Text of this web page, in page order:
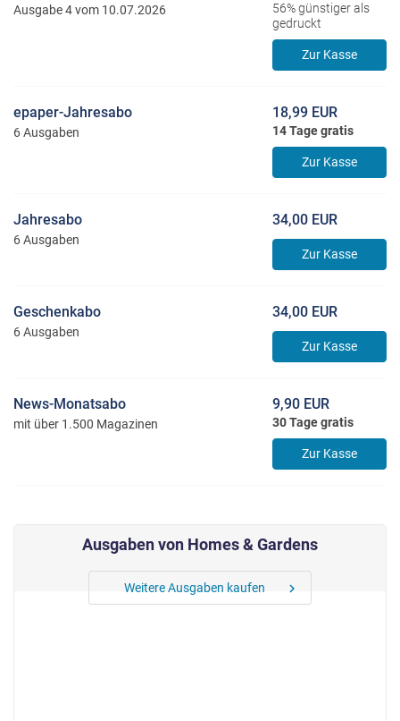
Ausgabe 4 vom 10.07.2026
56% günstiger als
gedruckt
Zur Kasse
epaper-Jahresabo
6 Ausgaben
18,99 EUR
14 Tage gratis
Zur Kasse
Jahresabo
6 Ausgaben
34,00 EUR
Zur Kasse
Geschenkabo
6 Ausgaben
34,00 EUR
Zur Kasse
News-Monatsabo
mit über 1.500 Magazinen
9,90 EUR
30 Tage gratis
Zur Kasse
Ausgaben von Homes & Gardens
Weitere Ausgaben kaufen chevron_right